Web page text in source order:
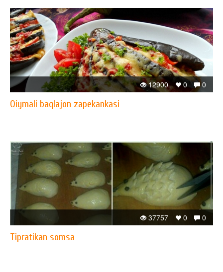
0
0
12900
Qiymali baqlajon zapekankasi
0
0
37757
Tipratikan somsa